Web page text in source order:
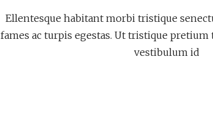
Ellentesque habitant morbi tristique
fames ac turpis egestas. Ut tristique
vestibulum id